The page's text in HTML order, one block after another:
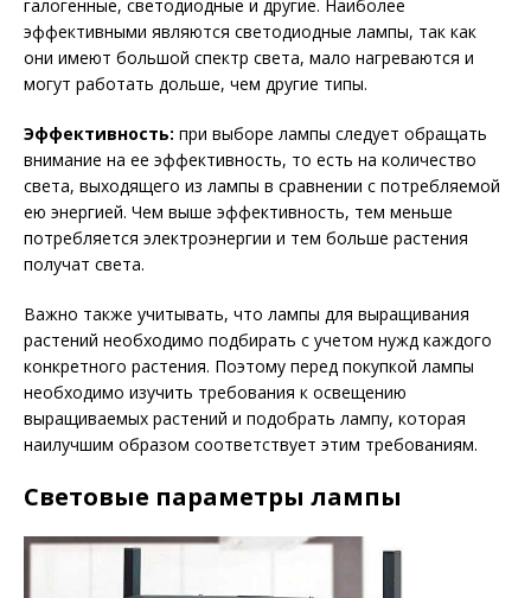
галогенные, светодиодные и другие. Наиболее
эффективными являются светодиодные лампы, так как
они имеют большой спектр света, мало нагреваются и
могут работать дольше, чем другие типы.
Эффективность: при выборе лампы следует обращать
внимание на ее эффективность, то есть на количество
света, выходящего из лампы в сравнении с потребляемой
ею энергией. Чем выше эффективность, тем меньше
потребляется электроэнергии и тем больше растения
получат света.
Важно также учитывать, что лампы для выращивания
растений необходимо подбирать с учетом нужд каждого
конкретного растения. Поэтому перед покупкой лампы
необходимо изучить требования к освещению
выращиваемых растений и подобрать лампу, которая
наилучшим образом соответствует этим требованиям.
Световые параметры лампы